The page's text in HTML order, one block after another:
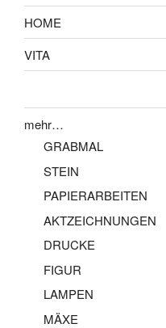
HOME
VITA
mehr…
GRABMAL
STEIN
PAPIERARBEITEN
AKTZEICHNUNGEN
DRUCKE
FIGUR
LAMPEN
MÄXE